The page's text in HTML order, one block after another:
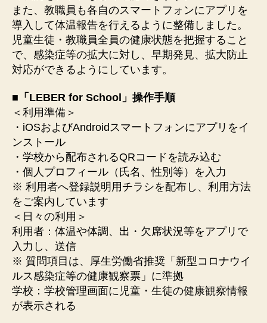
また、教職員も各自のスマートフォンにアプリを
導入して体温報告を行えるように整備しました。
児童生徒・教職員全員の健康状態を把握すること
で、感染症等の拡大に対し、早期発見、拡大防止
対応ができるようにしています。
■「LEBER for School」操作手順
＜利用準備＞
・iOSおよびAndroidスマートフォンにアプリをイ
ンストール
・学校から配布されるQRコードを読み込む
・個人プロフィール（氏名、性別等）を入力
※ 利用者へ登録説明用チラシを配布し、利用方法
をご案内しています
＜日々の利用＞
利用者：体温や体調、出・欠席状況等をアプリで
入力し、送信
※ 質問項目は、厚生労働省推奨「新型コロナウイ
ルス感染症等の健康観察票」に準拠
学校：学校管理画面に児童・生徒の健康観察情報
が表示される